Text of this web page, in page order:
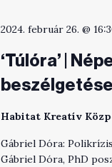
2024. február 26. @
‘Túlóra’ |
Habitat Kreatív
Gábriel Dóra:
Gábriel Dóra, PhD